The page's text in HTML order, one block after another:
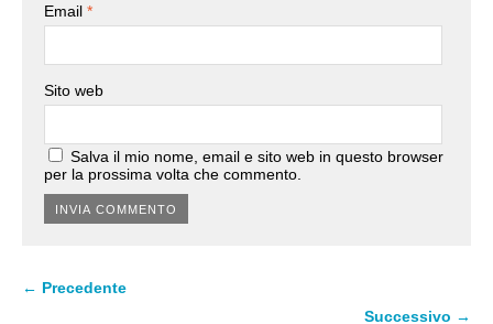
Email *
Sito web
Salva il mio nome, email e sito web in questo browser
per la prossima volta che commento.
← Precedente
Successivo →